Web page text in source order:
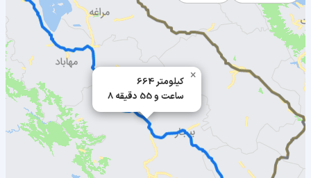
664 کیلومتر
8 ساعت و 55 دقیقه
×
مسیر خنداب به ارومیه